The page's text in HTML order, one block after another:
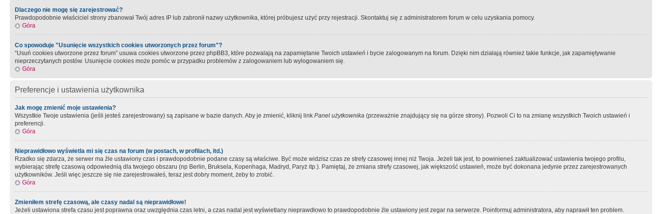
Dlaczego nie mogę się zarejestrować?
Prawdopodobnie właściciel strony zbanował Twój adres IP lub zabronił nazwy użytkownika, której próbujesz użyć przy rejestracji. Skontaktuj się z administratorem forum w celu uzyskania pomocy.
Góra
Co spowoduje "Usunięcie wszystkich cookies utworzonych przez forum"?
“Usuń cookies utworzone przez forum” usuwa cookies utworzone przez phpBB3, które pozwalają na zapamiętanie Twoich ustawień i bycie zalogowanym na forum. Dzięki nim działają również takie funkcje, jak zapamiętywanie
nieprzeczytanych postów. Usunięcie cookies może pomóc w przypadku problemów z zalogowaniem lub wylogowaniem się.
Góra
Preferencje i ustawienia użytkownika
Jak mogę zmienić moje ustawienia?
Wszystkie Twoje ustawienia (jeśli jesteś zarejestrowany) są zapisane w bazie danych. Aby je zmienić, kliknij link Panel użytkownika (przeważnie znajdujący się na górze strony). Pozwoli Ci to na zmianę wszystkich Twoich ustawień i
preferencji.
Góra
Nieprawidłowo wyświetla mi się czas na forum (w postach, w profilach, itd.)
Rzadko się zdarza, że serwer ma źle ustawiony czas i prawdopodobnie podane czasy są właściwe. Być może widzisz czas ze strefy czasowej innej niż Twoja. Jeżeli tak jest, to powinieneś zaktualizować ustawienia twojego profilu,
wybierając strefę czasową odpowiednią dla twojego obszaru (np Berlin, Bruksela, Kopenhaga, Madryd, Paryż itp.). Pamiętaj, że zmiana strefy czasowej, jak większość ustawień, może być dokonana jedynie przez zarejestrowanych
użytkowników. Jeśli więc jeszcze się nie zarejestrowałeś, teraz jest dobry moment, żeby to zrobić.
Góra
Zmieniłem strefę czasową, ale czasy nadal są nieprawidłowe!
Jeżeli ustawiona strefa czasu jest poprawna oraz uwzględnia czas letni, a czas nadal jest wyświetlany nieprawdłowo to prawdopodobnie źle ustawiony jest zegar na serwerze. Poinformuj administratora, aby naprawił ten problem.